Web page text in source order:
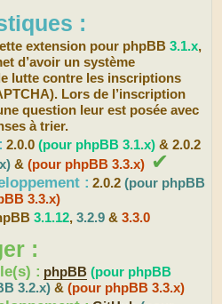
:
extension pour phpBB3.1.x,
d’avoir un système
lutte contre les inscriptions
Lors de l’inscription
question leur est posée avec
à trier.
2.0.0(pour phpBB 3.1.x) & 2.0.2
&(pour phpBB 3.3.x) ✔
: 2.0.2(pour phpBB
3.3.x)
3.1.12,3.2.9 &3.3.0
:
: phpBB (pour phpBB
3.2.x) &(pour phpBB 3.3.x)